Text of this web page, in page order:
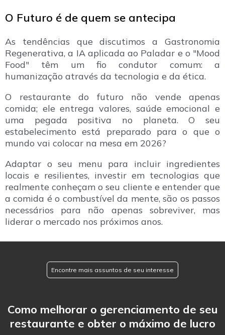
O Futuro é de quem se antecipa
As tendências que discutimos a Gastronomia
Regenerativa, a IA aplicada ao Paladar e o "Mood
Food" têm um fio condutor comum: a
humanização através da tecnologia e da ética.
O restaurante do futuro não vende apenas
comida; ele entrega valores, saúde emocional e
uma pegada positiva no planeta. O seu
estabelecimento está preparado para o que o
mundo vai colocar na mesa em 2026?
Adaptar o seu menu para incluir ingredientes
locais e resilientes, investir em tecnologias que
realmente conheçam o seu cliente e entender que
a comida é o combustível da mente, são os passos
necessários para não apenas sobreviver, mas
liderar o mercado nos próximos anos.
Encontre mais assuntos de seu interesse
Como melhorar o gerenciamento de seu
restaurante e obter o máximo de lucro